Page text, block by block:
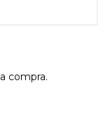
compra.